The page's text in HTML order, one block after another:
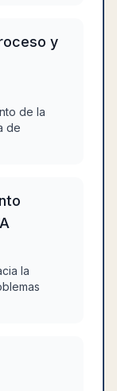
y
de la
de
la